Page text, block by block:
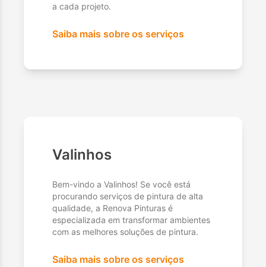
a cada projeto.
Saiba mais sobre os serviços
Valinhos
Bem-vindo a Valinhos! Se você está
procurando serviços de pintura de alta
qualidade, a Renova Pinturas é
especializada em transformar ambientes
com as melhores soluções de pintura.
Saiba mais sobre os serviços